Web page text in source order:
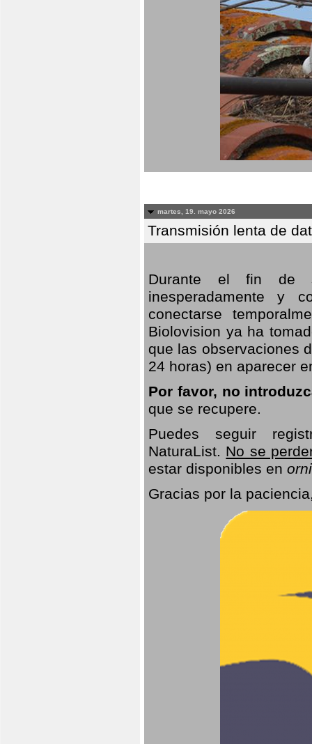
martes, 19. mayo 2026
Transmisión lenta de
Durante el fin de
inesperadamente y
conectarse
Biolovision ya ha
que las observaciones
24 horas) en aparecer
Por favor, no
que se recupere.
Puedes seguir
NaturaList. No se
estar disponibles en
Gracias por la